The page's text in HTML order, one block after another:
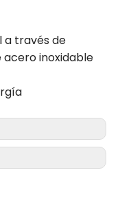
a través de
acero inoxidable